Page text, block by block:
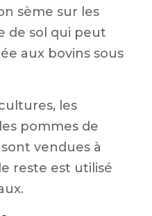
sème sur les
de sol qui peut
aux bovins sous
les
pommes de
vendues à
reste est utilisé